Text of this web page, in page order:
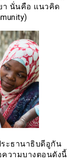
า นั่นคือ แนวคิด
ธานาธิบดีอูกัน
วามบางตอนดังนี้